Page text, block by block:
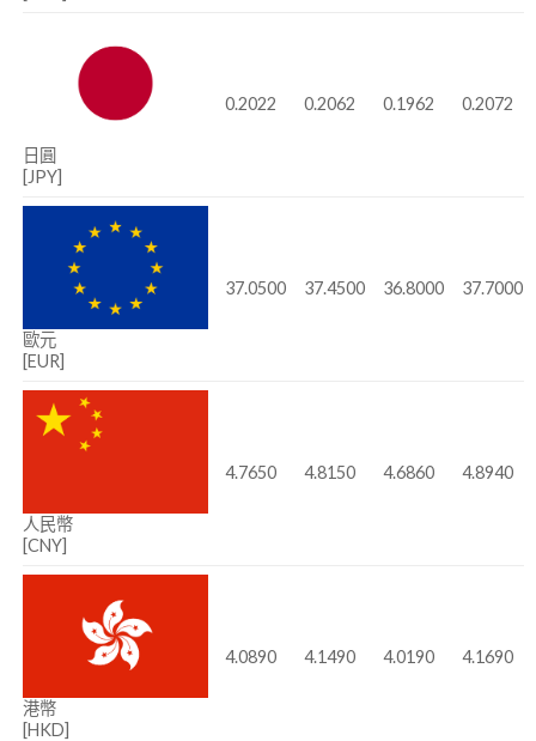
日圓
[JPY]
0.2022 0.2062 0.1962 0.2072
歐元
[EUR]
37.0500 37.4500 36.8000 37.7000
人民幣
[CNY]
4.7650 4.8150 4.6860 4.8940
港幣
[HKD]
4.0890 4.1490 4.0190 4.1690